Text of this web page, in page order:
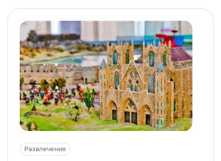
Развлечения